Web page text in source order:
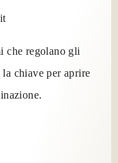
che regolano gli
chiave per aprire